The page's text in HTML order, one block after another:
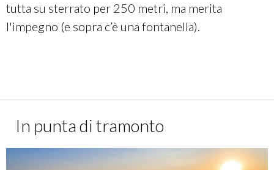
tutta su sterrato per 250 metri, ma merita
l'impegno (e sopra c’è una fontanella).
In punta di tramonto